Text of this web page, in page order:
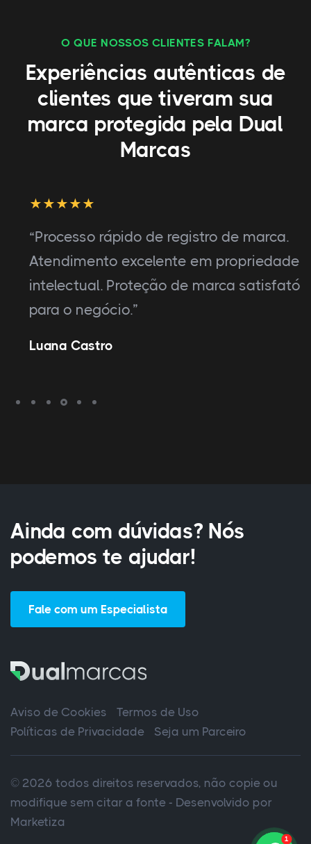
O QUE NOSSOS CLIENTES FALAM?
Experiências autênticas de
clientes que tiveram sua
marca protegida pela Dual
Marcas
“Processo rápido de registro de marca.
Atendimento excelente em propriedade
intelectual. Proteção de marca satisfatória
para o negócio.”
Luana Castro
Ainda com dúvidas? Nós
podemos te ajudar!
Fale com um Especialista
Aviso de Cookies
Termos de Uso
Políticas de Privacidade
Seja um Parceiro
© 2026 todos direitos reservados, não copie ou
modifique sem citar a fonte - Desenvolvido por
Marketiza
1